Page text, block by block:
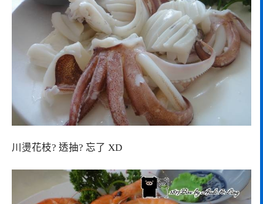
川燙花枝? 透抽? 忘了 XD